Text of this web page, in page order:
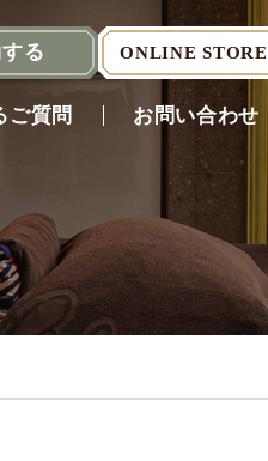
する
Reserve
（English）
ONLINE STORE
ご質問 お問い合わせ